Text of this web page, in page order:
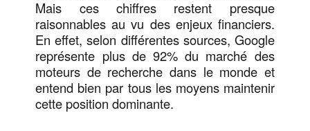
Mais ces chiffres restent presque
raisonnables au vu des enjeux financiers.
En effet, selon différentes sources, Google
représente plus de 92% du marché des
moteurs de recherche dans le monde et
entend bien par tous les moyens maintenir
cette position dominante.